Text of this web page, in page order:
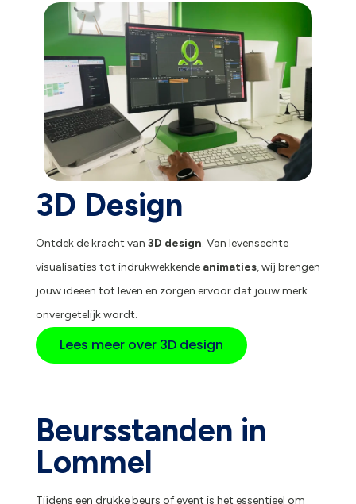
3D Design
Ontdek de kracht van 3D design. Van levensechte
visualisaties tot indrukwekkende animaties, wij brengen
jouw ideeën tot leven en zorgen ervoor dat jouw merk
onvergetelijk wordt.
Lees meer over 3D design
Beursstanden in
Lommel
Tijdens een drukke beurs of event is het essentieel om